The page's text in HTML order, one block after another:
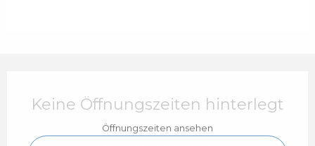
Keine Öffnungszeiten hinterlegt
Öffnungszeiten ansehen